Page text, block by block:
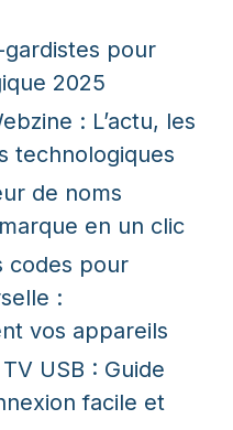
gardistes pour
2025
: L’actu, les
technologiques
de noms
en un clic
codes pour
:
vos appareils
USB : Guide
facile et